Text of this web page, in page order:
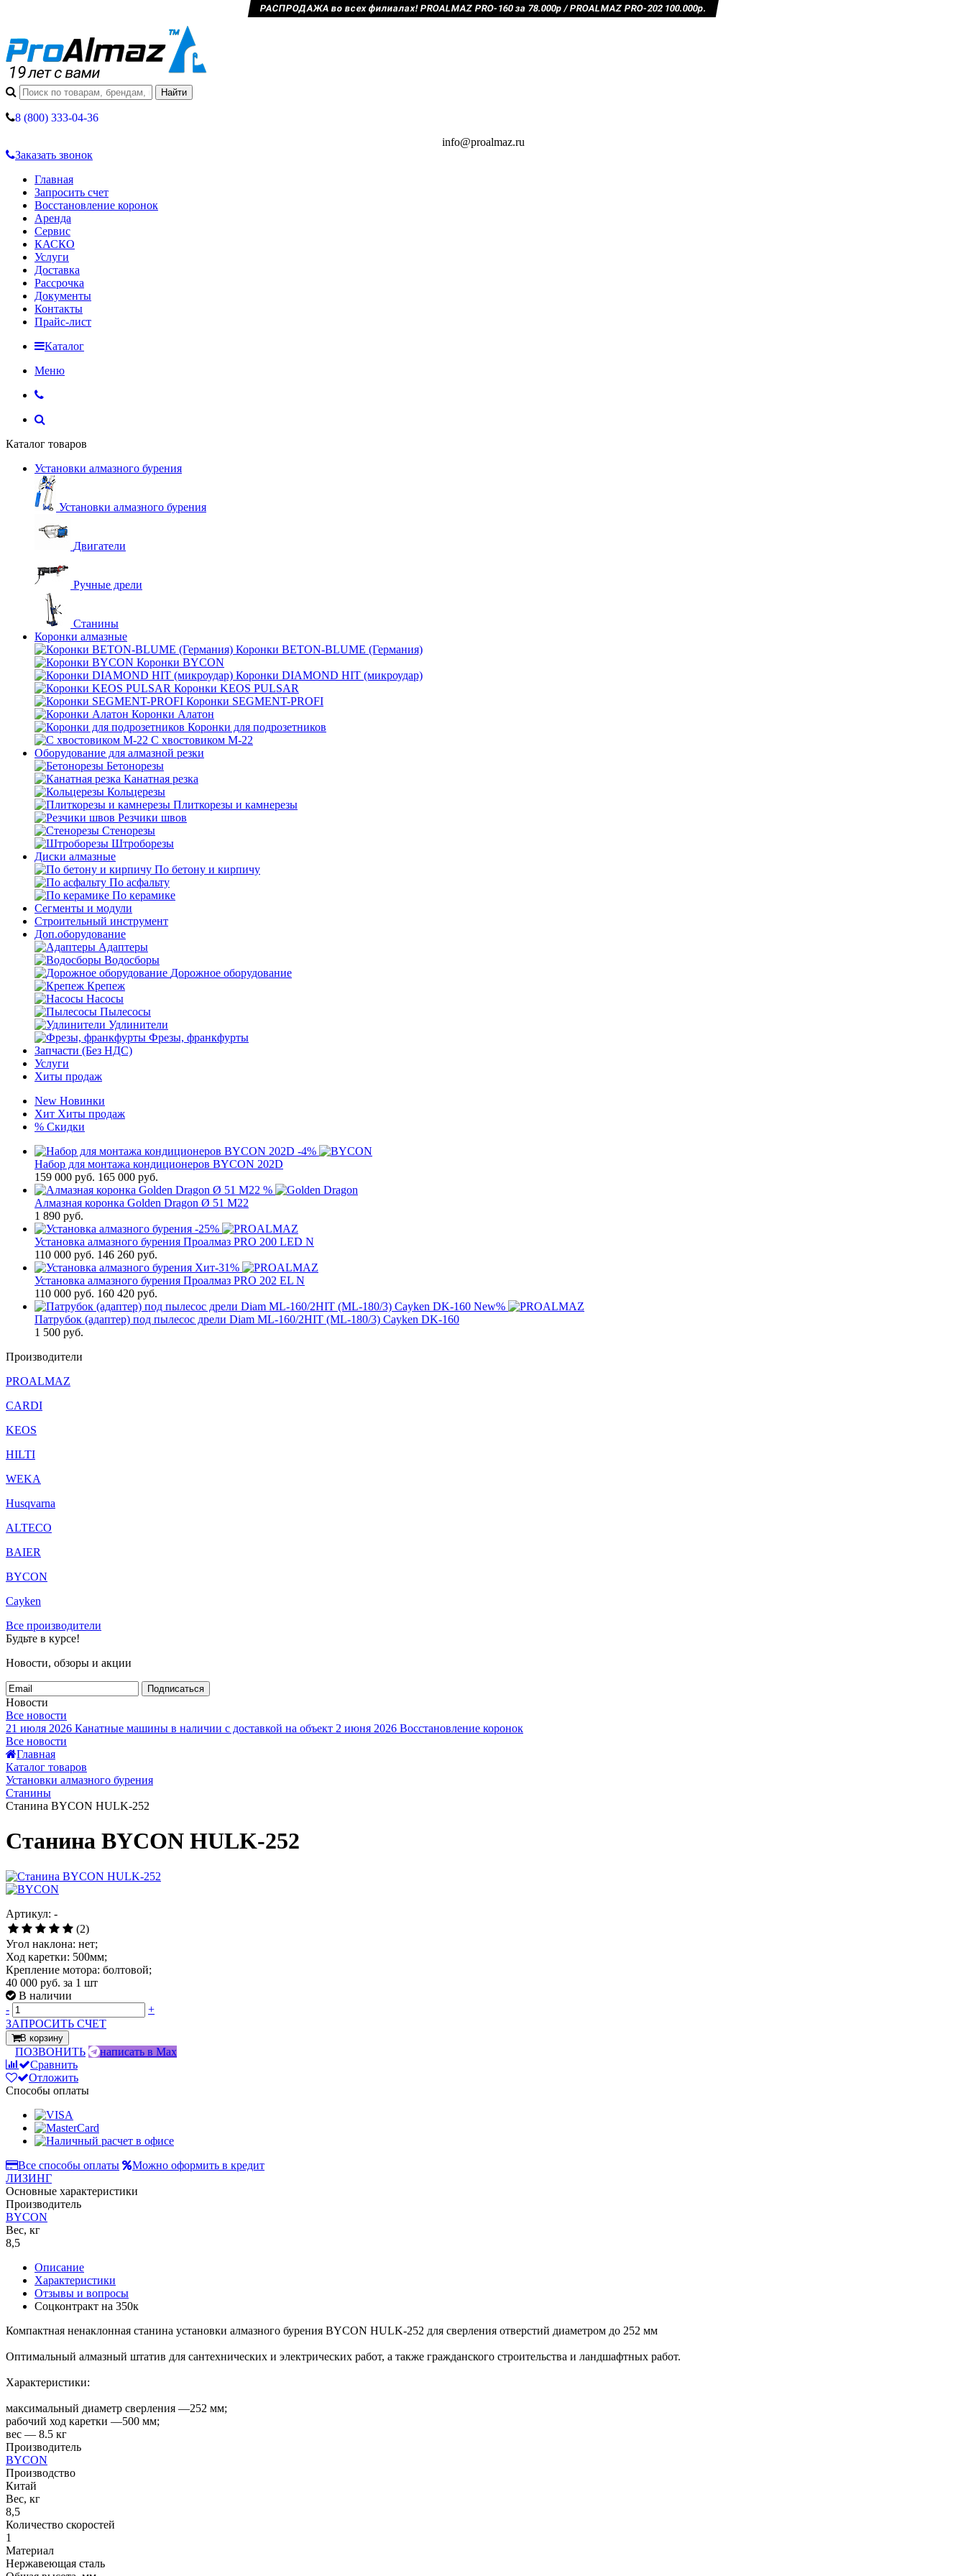
РАСПРОДАЖА во всех филиалах! PROALMAZ PRO-160 за 78.000р / PROALMAZ PRO-202 100.000р.
8 (800) 333-04-36
info@proalmaz.ru
Заказать звонок
Главная
Запросить счет
Восстановление коронок
Аренда
Сервис
КАСКО
Услуги
Доставка
Рассрочка
Документы
Контакты
Прайс-лист
Каталог
Меню
Каталог товаров
Установки алмазного бурения
Установки алмазного бурения
Двигатели
Ручные дрели
Станины
Коронки алмазные
Коронки BETON-BLUME (Германия)
Коронки BYCON
Коронки DIAMOND HIT (микроудар)
Коронки KEOS PULSAR
Коронки SEGMENT-PROFI
Коронки Алатон
Коронки для подрозетников
С хвостовиком М-22
Оборудование для алмазной резки
Бетонорезы
Канатная резка
Кольцерезы
Плиткорезы и камнерезы
Резчики швов
Стенорезы
Штроборезы
Диски алмазные
По бетону и кирпичу
По асфальту
По керамике
Сегменты и модули
Строительный инструмент
Доп.оборудование
Адаптеры
Водосборы
Дорожное оборудование
Крепеж
Насосы
Пылесосы
Удлинители
Фрезы, франкфурты
Запчасти (Без НДС)
Услуги
Хиты продаж
New Новинки
Хит Хиты продаж
% Скидки
-4%
Набор для монтажа кондиционеров BYCON 202D
159 000 руб. 165 000 руб.
%
Алмазная коронка Golden Dragon Ø 51 М22
1 890 руб.
-25%
Установка алмазного бурения Проалмаз PRO 200 LED N
110 000 руб. 146 260 руб.
Хит-31%
Установка алмазного бурения Проалмаз PRO 202 EL N
110 000 руб. 160 420 руб.
New%
Патрубок (адаптер) под пылесос дрели Diam ML-160/2HIT (ML-180/3) Cayken DK-160
1 500 руб.
Производители
PROALMAZ
CARDI
KEOS
HILTI
WEKA
Husqvarna
ALTECO
BAIER
BYCON
Cayken
Все производители
Будьте в курсе!
Новости, обзоры и акции
Подписаться
Новости
Все новости
21 июля 2026 Канатные машины в наличии с доставкой на объект 2 июня 2026 Восстановление коронок
Все новости
Главная
Каталог товаров
Установки алмазного бурения
Станины
Станина BYCON HULK-252
Станина BYCON HULK-252
Артикул: -
(2)
Угол наклона: нет;
Ход каретки: 500мм;
Крепление мотора: болтовой;
40 000 руб. за 1 шт
В наличии
-
+
ЗАПРОСИТЬ СЧЕТ
В корзину
ПОЗВОНИТЬ
написать в Max
Сравнить
Отложить
Способы оплаты
Все способы оплаты
Можно оформить в кредит
ЛИЗИНГ
Основные характеристики
Производитель
BYCON
Вес, кг
8,5
Описание
Характеристики
Отзывы и вопросы
Соцконтракт на 350к
Компактная ненаклонная станина установки алмазного бурения BYCON HULK-252 для сверления отверстий диаметром до 252 мм
Оптимальный алмазный штатив для сантехнических и электрических работ, а также гражданского строительства и ландшафтных работ.
Характеристики:
максимальный диаметр сверления —252 мм;
рабочий ход каретки —500 мм;
вес — 8.5 кг
Производитель
BYCON
Производство
Китай
Вес, кг
8,5
Количество скоростей
1
Материал
Нержавеющая сталь